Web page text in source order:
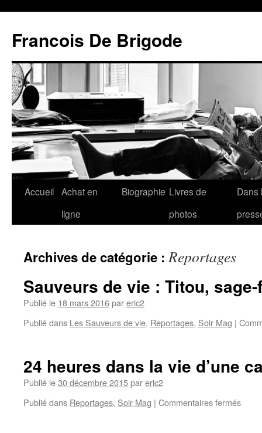
Francois De Brigode
Accueil Achat en
ligne
Biographie Livres de
photos
Dans
Archives de catégorie :Reportages
Sauveurs de vie : Titou,
Publié le 18 mars 2016pareric2
Publié dans Les Sauveurs de vie, Reportages, Soir Mag |
24 heures dans la vie d’une
Publié le30 décembre 2015pareric2
Publié dans Reportages, Soir Mag | Commentaires fermés